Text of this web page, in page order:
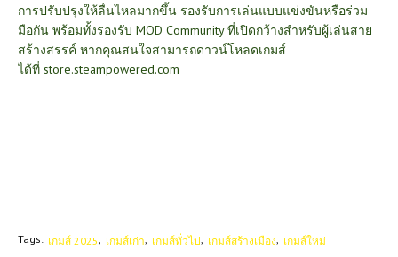
การปรับปรุงให้ลื่นไหลมากขึ้น รองรับการเล่นแบบแข่งขันหรือร่วม
มือกัน พร้อมทั้งรองรับ MOD Community ที่เปิดกว้างสำหรับผู้เล่นสาย
สร้างสรรค์ หากคุณสนใจสามารถดาวน์โหลดเกมส์
ได้ที่ store.steampowered.com
Tags: เกมส์ 2025 เกมส์เก่า เกมส์ทั่วไป เกมส์สร้างเมือง เกมส์ใหม่